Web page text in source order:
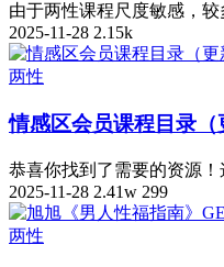
由于两性课程尺度敏感，
2025-11-28 2.15k
两性
情感区会员课程目录（
恭喜你找到了需要的资源
2025-11-28 2.41w 299
两性